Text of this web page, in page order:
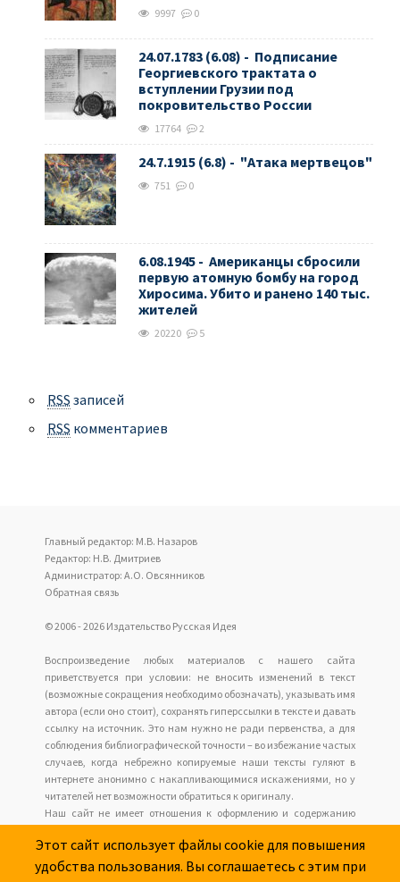
9997 0
24.07.1783 (6.08) - Подписание
Георгиевского трактата о
вступлении Грузии под
покровительство России
17764 2
24.7.1915 (6.8) - "Атака мертвецов"
751 0
6.08.1945 - Американцы сбросили
первую атомную бомбу на город
Хиросима. Убито и ранено 140 тыс.
жителей
20220 5
RSS записей
RSS комментариев
Главный редактор: М.В. Назаров
Редактор: Н.В. Дмитриев
Администратор: А.О. Овсянников
Обратная связь
© 2006 - 2026 Издательство Русская Идея
Воспроизведение любых материалов с нашего сайта
приветствуется при условии: не вносить изменений в текст
(возможные сокращения необходимо обозначать), указывать имя
автора (если оно стоит), сохранять гиперссылки в тексте и давать
ссылку на источник. Это нам нужно не ради первенства, а для
соблюдения библиографической точности – во избежание частых
случаев, когда небрежно копируемые наши тексты гуляют в
интернете анонимно с накапливающимися искажениями, но у
читателей нет возможности обратиться к оригиналу.
Наш сайт не имеет отношения к оформлению и содержанию
Этот сайт использует файлы cookie для повышения
удобства пользования. Вы соглашаетесь с этим при